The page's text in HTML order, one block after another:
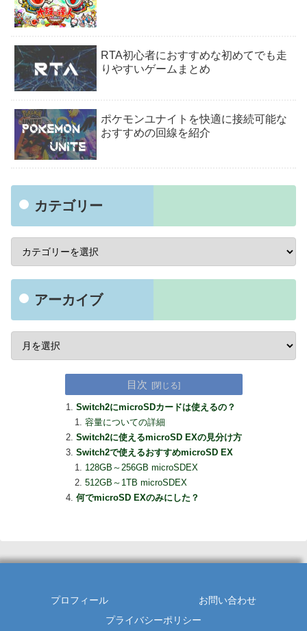
RTA初心者におすすめな初めてでも走
りやすいゲームまとめ
ポケモンユナイトを快適に接続可能な
おすすめの回線を紹介
カテゴリー
アーカイブ
目次
Switch2にmicroSDカードは使えるの？
容量についての詳細
Switch2に使えるmicroSD EXの見分け方
Switch2で使えるおすすめmicroSD EX
128GB～256GB microSDEX
512GB～1TB microSDEX
何でmicroSD EXのみにした？
プロフィール
お問い合わせ
プライバシーポリシー